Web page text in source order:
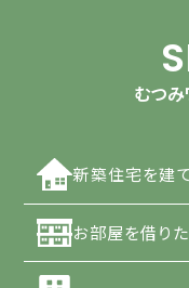
むつ
新築住宅を建
お部屋を借り